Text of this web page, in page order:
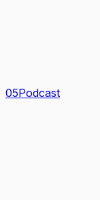
05Podcast